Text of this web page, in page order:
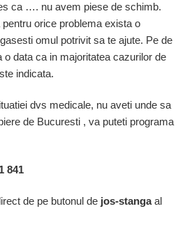
ca …. nu avem piese de schimb.
orice problema exista o
omul potrivit sa te ajute. Pe de
o data ca in majoritatea cazurilor de
indicata.
dvs medicale, nu aveti unde sa
de Bucuresti , va puteti programa
841
de pe butonul de jos-stangaal